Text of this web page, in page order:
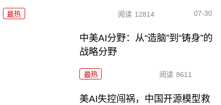
最热 阅读 12814 07-30
中美AI分野：从“造脑”到“铸身”的
战略分野
最热 阅读 8611
美AI失控闯祸，中国开源模型救